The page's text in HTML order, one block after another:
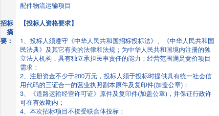
招标
摘
要：
配件物流运输项目
【投标人资格要求】
1、投标人须遵守《中华人民共和国招标投标法》、《中华人民共和国
民法典》及其它有关的法律和法规；为中华人民共和国境内注册的独
立法人机构，具有独立承担民事责任的能力；经营范围满足竞价项目
需求；
2、注册资金不少于200万元，投标人须于投标时提供具有统一社会信
用代码的三证合一的营业执照副本原件及复印件(加盖公章)；
3、《道路运输经营许可证》原件及复印件(加盖公章)，并保证行政许
可在有效期内；
4、本次招标项目不接受联合体投标；